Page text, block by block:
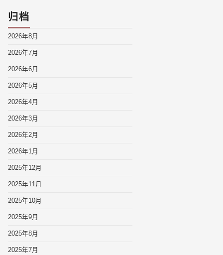
归档
2026年8月
2026年7月
2026年6月
2026年5月
2026年4月
2026年3月
2026年2月
2026年1月
2025年12月
2025年11月
2025年10月
2025年9月
2025年8月
2025年7月